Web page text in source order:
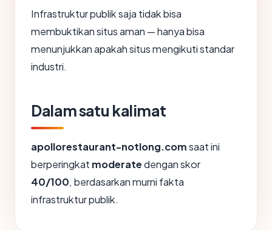
Infrastruktur publik saja tidak bisa
membuktikan situs aman — hanya bisa
menunjukkan apakah situs mengikuti standar
industri.
Dalam satu kalimat
apollorestaurant-notlong.comsaat ini
berperingkat moderatedengan skor
40/100, berdasarkan murni fakta
infrastruktur publik.